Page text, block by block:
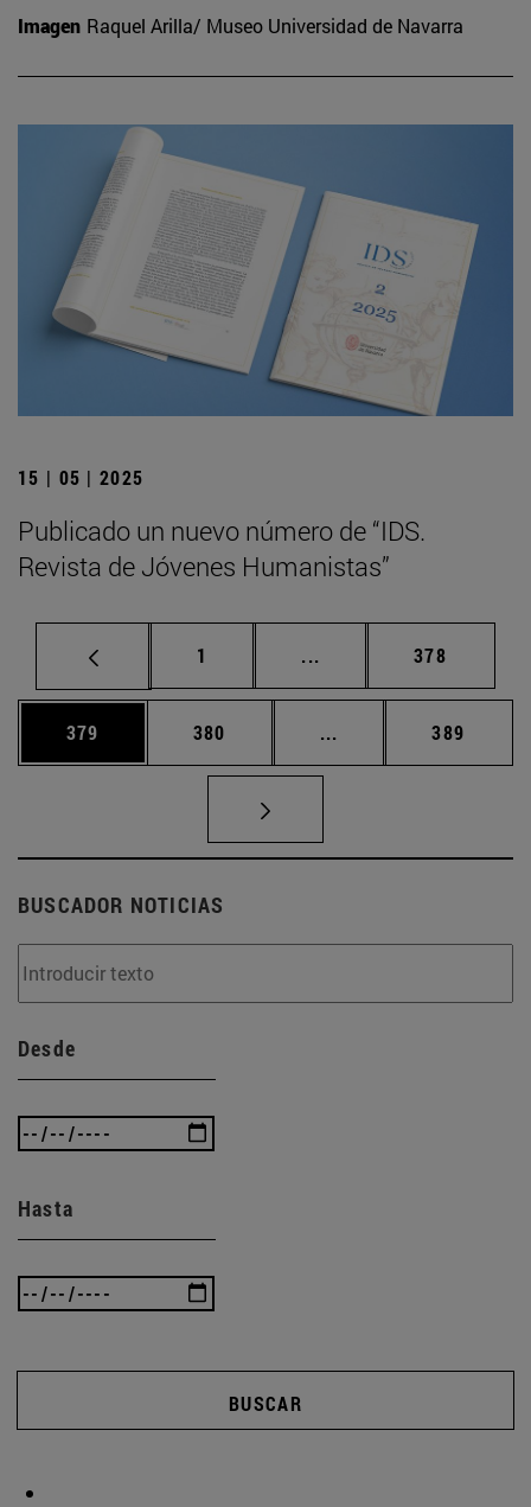
Imagen Raquel Arilla/ Museo Universidad de Navarra
15 | 05 | 2025
Publicado un nuevo número de “IDS.
Revista de Jóvenes Humanistas”
Página
1 ... Páginas intermedias
Página
378
Página
379 Página
380 ... Páginas intermedias
Página
389
BUSCADOR NOTICIAS
Desde
Hasta
BUSCAR